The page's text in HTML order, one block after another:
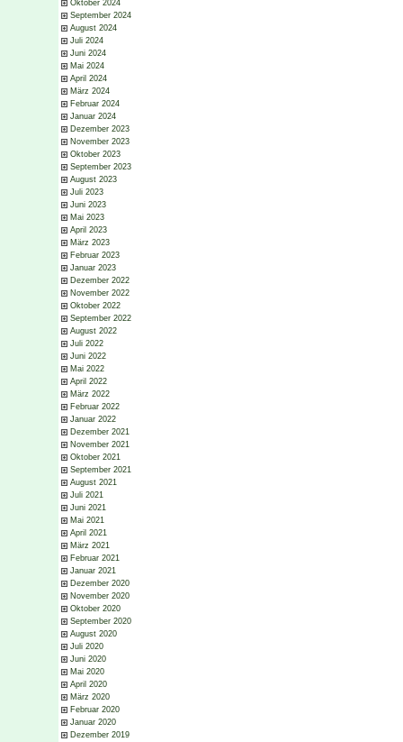
Oktober 2024
September 2024
August 2024
Juli 2024
Juni 2024
Mai 2024
April 2024
März 2024
Februar 2024
Januar 2024
Dezember 2023
November 2023
Oktober 2023
September 2023
August 2023
Juli 2023
Juni 2023
Mai 2023
April 2023
März 2023
Februar 2023
Januar 2023
Dezember 2022
November 2022
Oktober 2022
September 2022
August 2022
Juli 2022
Juni 2022
Mai 2022
April 2022
März 2022
Februar 2022
Januar 2022
Dezember 2021
November 2021
Oktober 2021
September 2021
August 2021
Juli 2021
Juni 2021
Mai 2021
April 2021
März 2021
Februar 2021
Januar 2021
Dezember 2020
November 2020
Oktober 2020
September 2020
August 2020
Juli 2020
Juni 2020
Mai 2020
April 2020
März 2020
Februar 2020
Januar 2020
Dezember 2019